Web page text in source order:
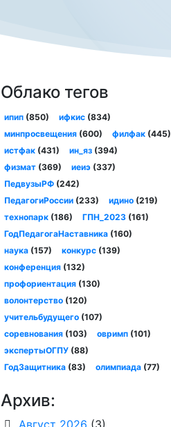
Облако тегов
ипип(850) ифкис (834)
минпросвещения(600) филфак (445)
истфак(431) ин_яз (394)
физмат(369) иеиэ (337)
ПедвузыРФ(242)
ПедагогиРоссии(233) идино (219)
технопарк(186) ГПН_2023 (161)
ГодПедагогаНаставника(160)
наука(157) конкурс (139)
конференция(132)
профориентация(130)
волонтерство(120)
учительбудущего(107)
соревнования(103) овримп (101)
экспертыОГПУ(88)
ГодЗащитника(83) олимпиада (77)
Архив: